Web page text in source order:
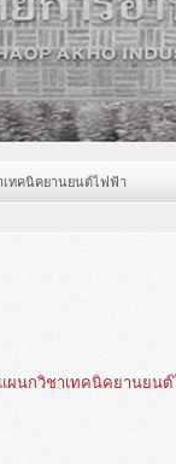
เทคนิคยานยนต์ไฟฟ้า
ผนกวิชาเทคนิคยานยน